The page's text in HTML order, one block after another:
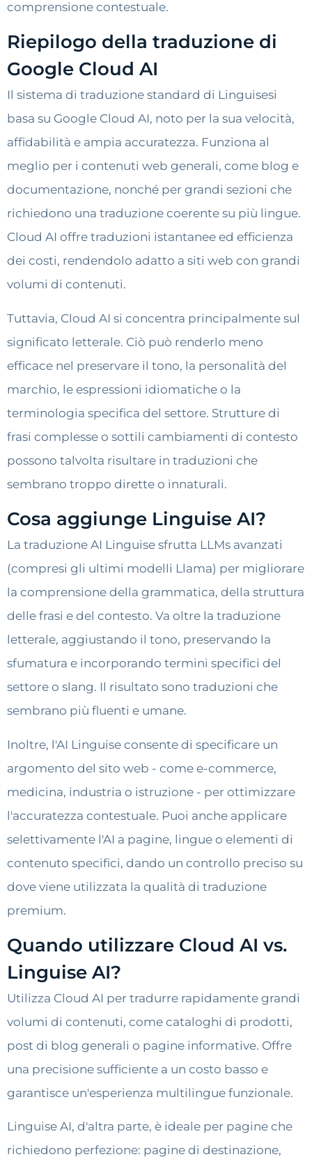
comprensione contestuale.
Riepilogo della traduzione di
Google Cloud AI
Il sistema di traduzione standard di Linguisesi
basa su Google Cloud AI, noto per la sua velocità,
affidabilità e ampia accuratezza. Funziona al
meglio per i contenuti web generali, come blog e
documentazione, nonché per grandi sezioni che
richiedono una traduzione coerente su più lingue.
Cloud AI offre traduzioni istantanee ed efficienza
dei costi, rendendolo adatto a siti web con grandi
volumi di contenuti.
Tuttavia, Cloud AI si concentra principalmente sul
significato letterale. Ciò può renderlo meno
efficace nel preservare il tono, la personalità del
marchio, le espressioni idiomatiche o la
terminologia specifica del settore. Strutture di
frasi complesse o sottili cambiamenti di contesto
possono talvolta risultare in traduzioni che
sembrano troppo dirette o innaturali.
Cosa aggiunge Linguise AI?
La traduzione AI Linguise sfrutta LLMs avanzati
(compresi gli ultimi modelli Llama) per migliorare
la comprensione della grammatica, della struttura
delle frasi e del contesto. Va oltre la traduzione
letterale, aggiustando il tono, preservando la
sfumatura e incorporando termini specifici del
settore o slang. Il risultato sono traduzioni che
sembrano più fluenti e umane.
Inoltre, l'AI Linguise consente di specificare un
argomento del sito web - come e-commerce,
medicina, industria o istruzione - per ottimizzare
l'accuratezza contestuale. Puoi anche applicare
selettivamente l'AI a pagine, lingue o elementi di
contenuto specifici, dando un controllo preciso su
dove viene utilizzata la qualità di traduzione
premium.
Quando utilizzare Cloud AI vs.
Linguise AI?
Utilizza Cloud AI per tradurre rapidamente grandi
volumi di contenuti, come cataloghi di prodotti,
post di blog generali o pagine informative. Offre
una precisione sufficiente a un costo basso e
garantisce un'esperienza multilingue funzionale.
Linguise AI, d'altra parte, è ideale per pagine che
richiedono perfezione: pagine di destinazione,